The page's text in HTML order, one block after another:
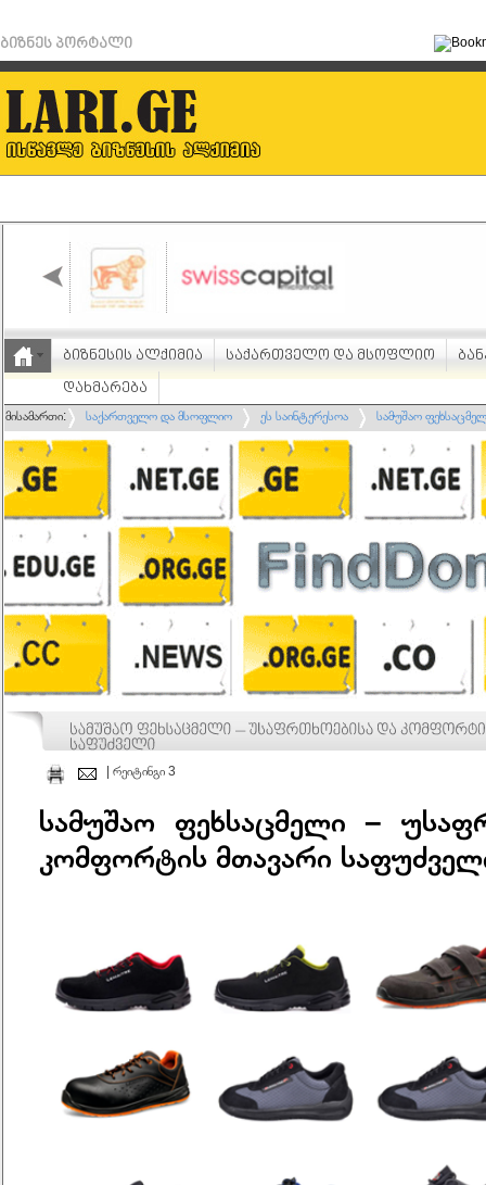
ბიზნეს პორტალი
ბიზნესის ალქიმია საქართველო და მსოფლიო
დახმარება
მისამართი: საქართველო და მსოფლიო ეს საინტერესოა სამუშაო
| რეიტინგი 3
სამუშაო ფეხსაცმელი –
კომფორტის მთავარი